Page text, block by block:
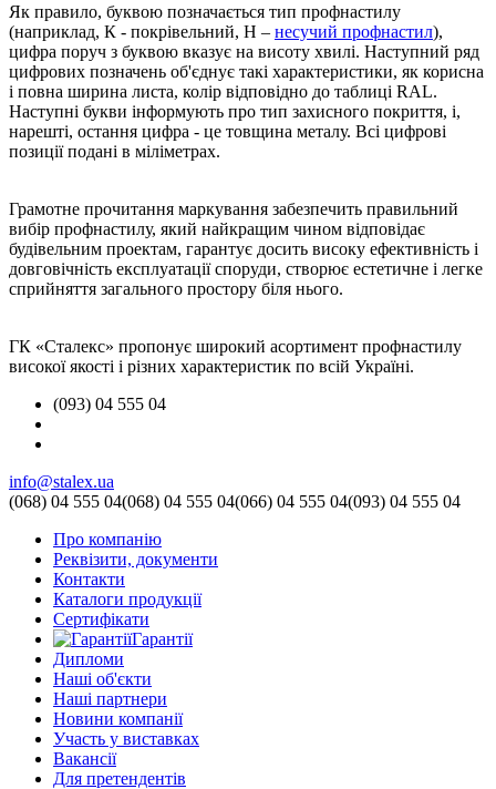
Як правило, буквою позначається тип профнастилу
(наприклад, К - покрівельний, Н – несучий профнастил),
цифра поруч з буквою вказує на висоту хвилі. Наступний ряд
цифрових позначень об'єднує такі характеристики, як корисна
і повна ширина листа, колір відповідно до таблиці RAL.
Наступні букви інформують про тип захисного покриття, і,
нарешті, остання цифра - це товщина металу. Всі цифрові
позиції подані в міліметрах.
Грамотне прочитання маркування забезпечить правильний
вибір профнастилу, який найкращим чином відповідає
будівельним проектам, гарантує досить високу ефективність і
довговічність експлуатації споруди, створює естетичне і легке
сприйняття загального простору біля нього.
ГК «Сталекс» пропонує широкий асортимент профнастилу
високої якості і різних характеристик по всій Україні.
(093) 04 555 04
info@stalex.ua
(068) 04 555 04(068) 04 555 04(066) 04 555 04(093) 04 555 04
Про компанію
Реквізити, документи
Контакти
Каталоги продукції
Сертифікати
Гарантії
Дипломи
Наші об'єкти
Наші партнери
Новини компанії
Участь у виставках
Вакансії
Для претендентів